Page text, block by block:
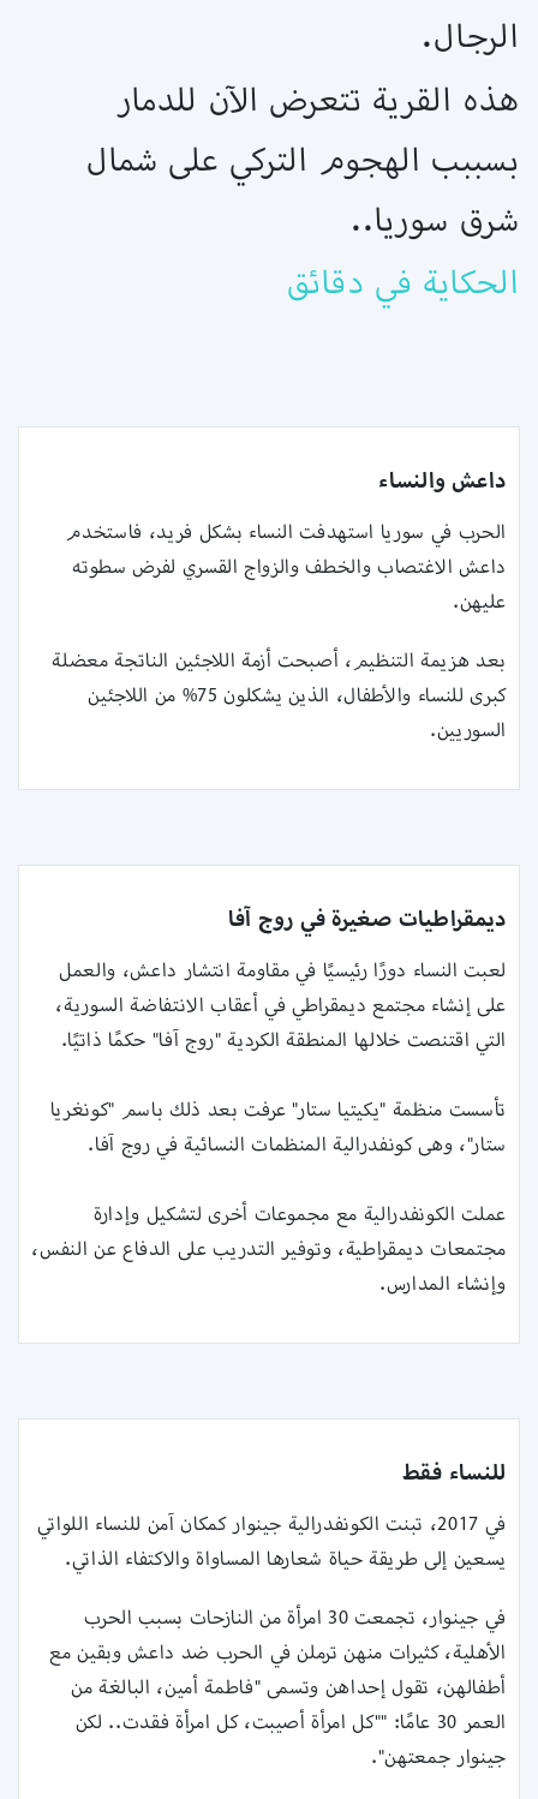
الرجال.
هذه القرية تتعرض الآن للدمار
بسببب الهجوم التركي على شمال
شرق سوريا..
الحكاية في دقائق
داعش والنساء
الحرب في سوريا استهدفت النساء بشكل فريد، فاستخدم
داعش الاغتصاب والخطف والزواج القسري ‏لفرض سطوته
عليهن.‏
بعد هزيمة التنظيم، أصبحت أزمة اللاجئين الناتجة معضلة
كبرى للنساء والأطفال، الذين ‏يشكلون 75% من اللاجئين
السوريين.‏
ديمقراطيات صغيرة في روج آفا
لعبت النساء دورًا رئيسيًا في مقاومة انتشار داعش، والعمل
على إنشاء مجتمع ديمقراطي في أعقاب ‏الانتفاضة السورية،
التي اقتنصت خلالها المنطقة الكردية "روج آفا" حكمًا ذاتيًا.
تأسست منظمة "يكيتيا ستار" عرفت بعد ذلك باسم "كونغريا
ستار"، وهى كونفدرالية ‏المنظمات النسائية في روج آفا.
عملت الكونفدرالية مع مجموعات أخرى لتشكيل وإدارة
مجتمعات ديمقراطية، وتوفير التدريب على الدفاع ‏عن النفس،
وإنشاء المدارس. ‏
للنساء فقط
في 2017، تبنت‎ الكونفدرالية ‎جينوار كمكان آمن ‏للنساء اللواتي
يسعين إلى طريقة حياة شعارها المساواة والاكتفاء الذاتي.
في جينوار، تجمعت 30 امرأة من النازحات بسبب الحرب
الأهلية، كثيرات منهن ترملن في الحرب ضد ‏داعش وبقين مع
أطفالهن، تقول إحداهن وتسمى "فاطمة أمين، البالغة من
العمر 30 عامًا: "‏‎"‎كل امرأة ‏أصيبت، كل امرأة فقدت.. لكن
جينوار جمعتهن".‏